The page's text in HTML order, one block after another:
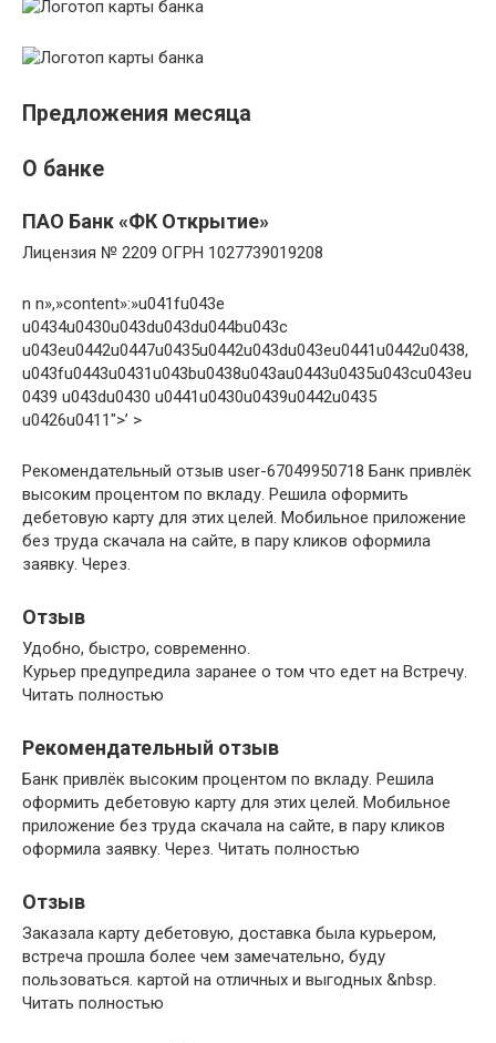
Предложения месяца
О банке
ПАО Банк «ФК Открытие»
Лицензия № 2209 ОГРН 1027739019208
n n»,»content»:»u041fu043e
u0434u0430u043du043du044bu043c
u043eu0442u0447u0435u0442u043du043eu0441u0442u0438,
u043fu0443u0431u043bu0438u043au0443u0435u043cu043eu
0439 u043du0430 u0441u0430u0439u0442u0435
u0426u0411″>’ >
Рекомендательный отзыв user-67049950718 Банк привлёк
высоким процентом по вкладу. Решила оформить
дебетовую карту для этих целей. Мобильное приложение
без труда скачала на сайте, в пару кликов оформила
заявку. Через.
Отзыв
Удобно, быстро, современно.
Курьер предупредила заранее о том что едет на Встречу.
Читать полностью
Рекомендательный отзыв
Банк привлёк высоким процентом по вкладу. Решила
оформить дебетовую карту для этих целей. Мобильное
приложение без труда скачала на сайте, в пару кликов
оформила заявку. Через. Читать полностью
Отзыв
Заказала карту дебетовую, доставка была курьером,
встреча прошла более чем замечательно, буду
пользоваться. картой на отличных и выгодных &nbsp.
Читать полностью